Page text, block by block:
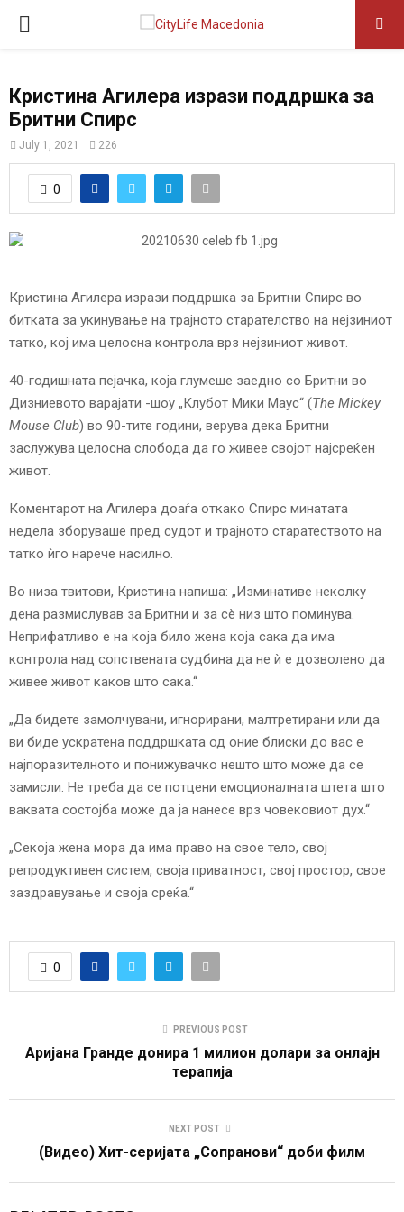
P
I
M
A
Y
E
N
U
Кристина Агилера изрази поддршка за
Бритни Спирс
July 1, 2021 226
0
Кристина Агилера изрази поддршка за Бритни Спирс во
битката за укинување на трајното старателство на нејзиниот
татко, кој има целосна контрола врз нејзиниот живот.
40-годишната пејачка, која глумеше заедно со Бритни во
Дизниевото варајати -шоу „Клубот Мики Маус“ (The Mickey
Mouse Club) во 90-тите години, верува дека Бритни
заслужува целосна слобода да го живее својот најсреќен
живот.
Коментарот на Агилера доаѓа откако Спирс минатата
недела зборуваше пред судот и трајното старатеството на
татко ѝго нарече насилно.
Во низа твитови, Кристина напиша: „Изминативе неколку
дена размислував за Бритни и за сè низ што поминува.
Неприфатливо е на која било жена која сака да има
контрола над сопствената судбина да не ѝ е дозволено да
живее живот каков што сака.“
„Да бидете замолчувани, игнорирани, малтретирани или да
ви биде ускратена поддршката од оние блиски до вас е
најпоразителното и понижувачко нешто што може да се
замисли. Не треба да се потцени емоционалната штета што
ваквата состојба може да ја нанесе врз човековиот дух.“
„Секоја жена мора да има право на свое тело, свој
репродуктивен систем, своја приватност, свој простор, свое
заздравување и своја среќа.“
0
PREVIOUS POST
Аријана Гранде донира 1 милион долари за онлајн
терапија
NEXT POST
(Видео) Хит-серијата „Сопранови“ доби филм